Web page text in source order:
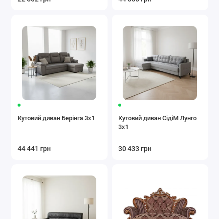
Кутовий диван Берінга 3х1
44 441 грн
Кутовий диван СідіМ Лунго
3x1
30 433 грн